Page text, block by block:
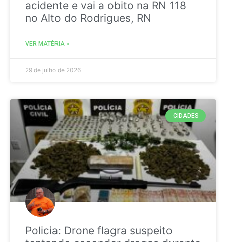
acidente e vai a obito na RN 118
no Alto do Rodrigues, RN
VER MATÉRIA »
29 de julho de 2026
CIDADES
Policia: Drone flagra suspeito